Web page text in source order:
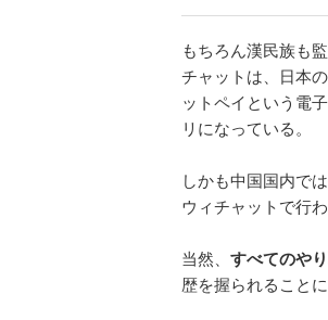
もちろん漢民族も
チャットは、日本
ットペイという電
リになっている。
しかも中国国内で
ウィチャットで行
当然、 すべてのや
歴を握られることに